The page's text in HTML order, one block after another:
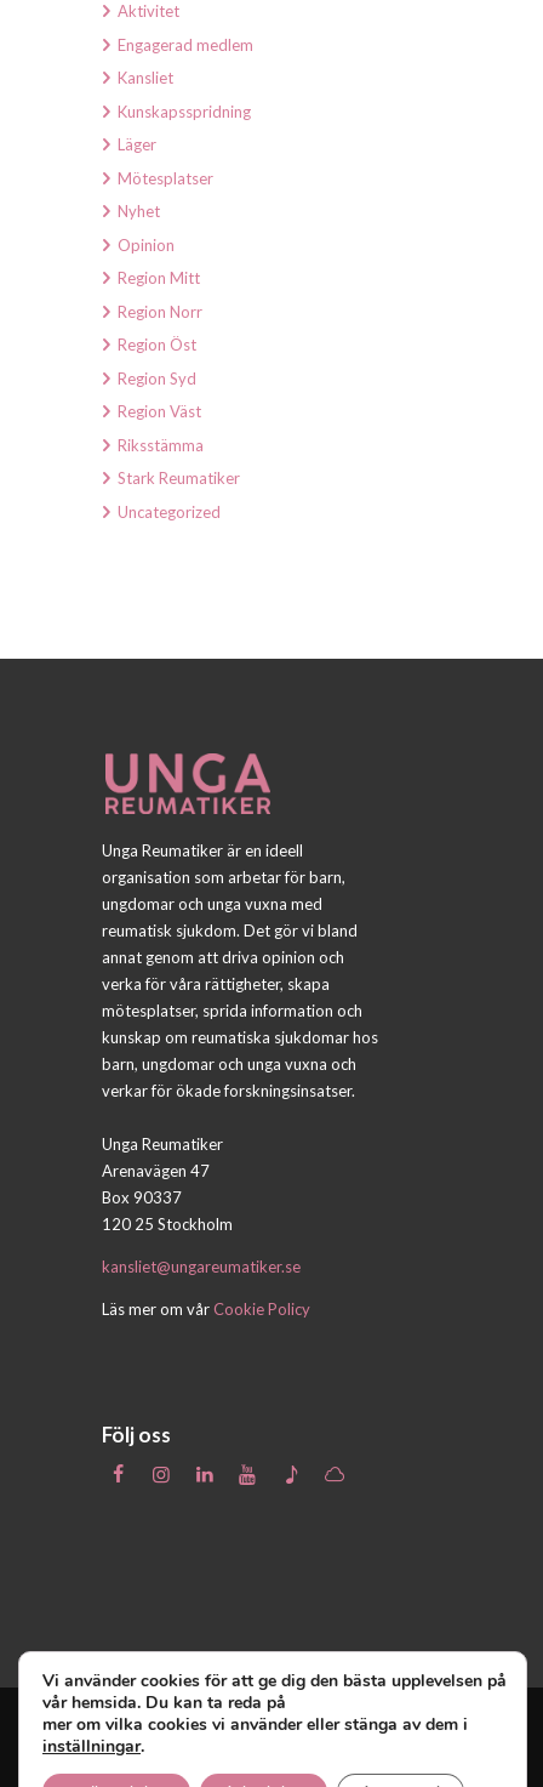
Aktivitet
Engagerad medlem
Kansliet
Kunskapsspridning
Läger
Mötesplatser
Nyhet
Opinion
Region Mitt
Region Norr
Region Öst
Region Syd
Region Väst
Riksstämma
Stark Reumatiker
Uncategorized
Unga Reumatiker är en ideell
organisation som arbetar för barn,
ungdomar och unga vuxna med
reumatisk sjukdom. Det gör vi bland
annat genom att driva opinion och
verka för våra rättigheter, skapa
mötesplatser, sprida information och
kunskap om reumatiska sjukdomar hos
barn, ungdomar och unga vuxna och
verkar för ökade forskningsinsatser.
Unga Reumatiker
Arenavägen 47
Box 90337
120 25 Stockholm
kansliet@ungareumatiker.se
Läs mer om vårCookie Policy
Följ oss
Vi använder cookies för att ge dig den bästa upplevelsen på
vår hemsida. Du kan ta reda på
mer om vilka cookies vi använder eller stänga av dem i
inställningar.